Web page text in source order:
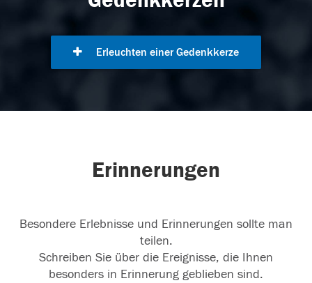
Erleuchten einer Gedenkkerze
Erinnerungen
Besondere Erlebnisse und Erinnerungen sollte man
teilen.
Schreiben Sie über die Ereignisse, die Ihnen
besonders in Erinnerung geblieben sind.